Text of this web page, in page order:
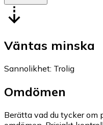
Väntas minska
Sannolikhet: Trolig
Omdömen
Berätta vad du tycker om